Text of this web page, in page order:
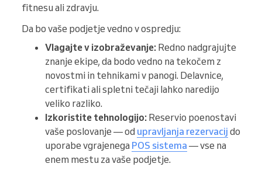
fitnesu ali zdravju.
Da bo vaše podjetje vedno v ospredju:
Vlagajte v izobraževanje: Redno nadgrajujte
znanje ekipe, da bodo vedno na tekočem z
novostmi in tehnikami v panogi. Delavnice,
certifikati ali spletni tečaji lahko naredijo
veliko razliko.
Izkoristite tehnologijo: Reservio poenostavi
vaše poslovanje — od upravljanja rezervacij do
uporabe vgrajenega POS sistema — vse na
enem mestu za vaše podjetje.